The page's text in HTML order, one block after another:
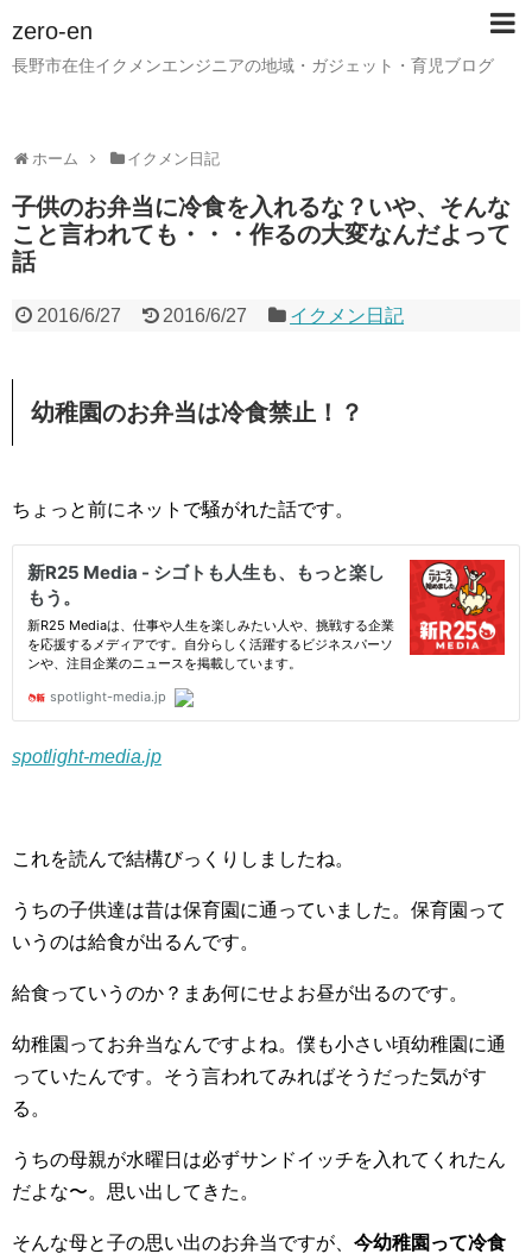
zero-en
長野市在住イクメンエンジニアの地域・ガジェット・育児ブログ
ホーム イクメン日記
子供のお弁当に冷食を入れるな？いや、そんな
こと言われても・・・作るの大変なんだよって
話
2016/6/27 2016/6/27 イクメン日記
幼稚園のお弁当は冷食禁止！？
ちょっと前にネットで騒がれた話です。
spotlight-media.jp
これを読んで結構びっくりしましたね。
うちの子供達は昔は保育園に通っていました。保育園って
いうのは給食が出るんです。
給食っていうのか？まあ何にせよお昼が出るのです。
幼稚園ってお弁当なんですよね。僕も小さい頃幼稚園に通
っていたんです。そう言われてみればそうだった気がす
る。
うちの母親が水曜日は必ずサンドイッチを入れてくれたん
だよな〜。思い出してきた。
そんな母と子の思い出のお弁当ですが、 今幼稚園って冷食